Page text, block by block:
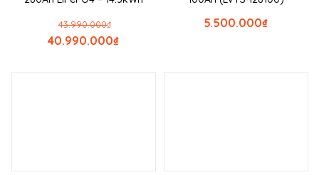
₫
43.990.000
₫
40.990.000
₫
5.500.000